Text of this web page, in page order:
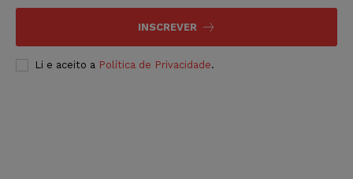
INSCREVER
Li e aceito a Política de Privacidade.